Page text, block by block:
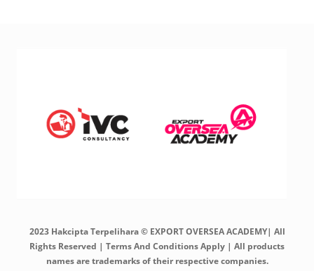
2023 Hakcipta Terpelihara © EXPORT OVERSEA ACADEMY| All
Rights Reserved | Terms And Conditions Apply | All products
names are trademarks of their respective companies.